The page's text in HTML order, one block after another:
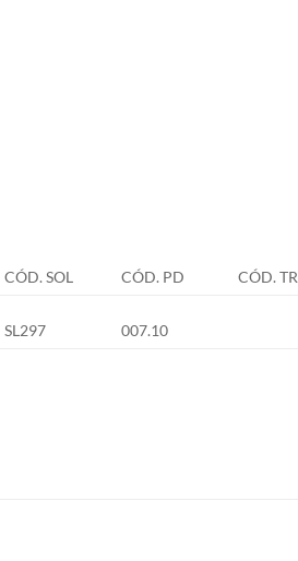
CÓD. SOL CÓD. PD CÓD. TR
SL297 007.10